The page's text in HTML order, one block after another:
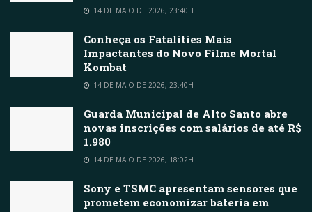
14 DE MAIO DE 2026, 23:40H
Conheça os Fatalities Mais
Impactantes do Novo Filme Mortal
Kombat
14 DE MAIO DE 2026, 23:40H
Guarda Municipal de Alto Santo abre
novas inscrições com salários de até R$
1.980
14 DE MAIO DE 2026, 18:02H
Sony e TSMC apresentam sensores que
prometem economizar bateria em